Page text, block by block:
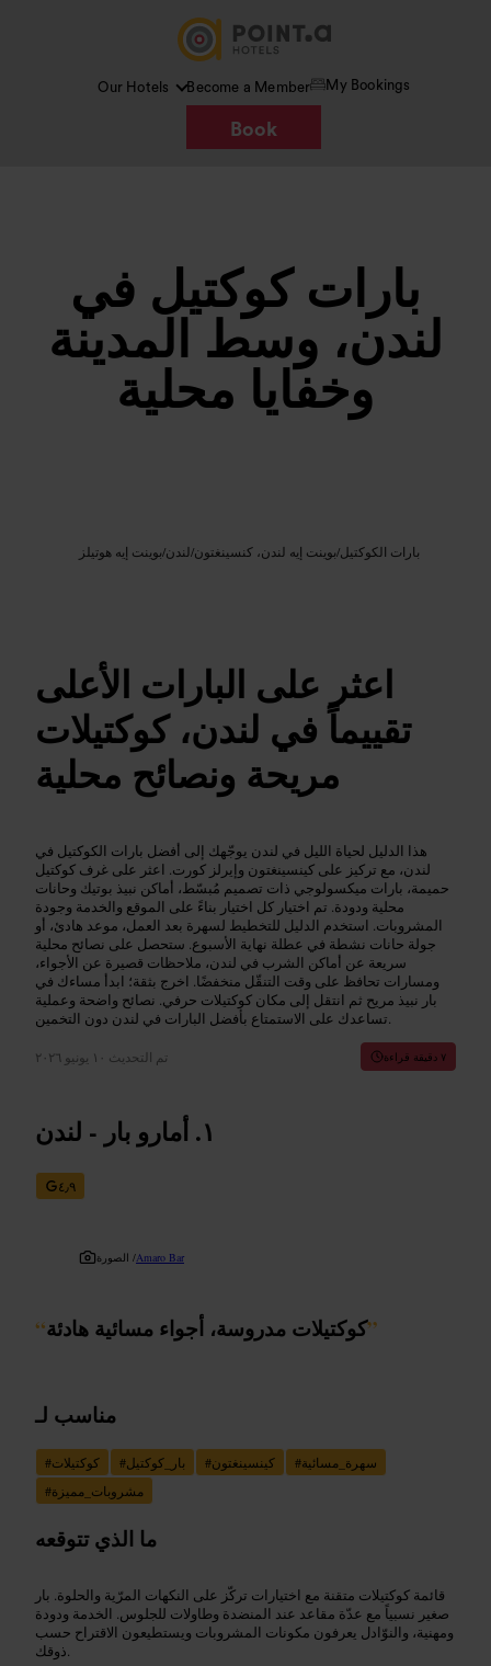
Our Hotels Become a Member My Bookings
Book
بارات كوكتيل في
لندن، وسط المدينة
وخفايا محلية
بوينت إيه هوتيلز/لندن/بوينت إيه لندن، كنسينغتون/بارات الكوكتيل
اعثر على البارات الأعلى
تقييماً في لندن، كوكتيلات
مريحة ونصائح محلية
هذا الدليل لحياة الليل في لندن يوجّهك إلى أفضل بارات الكوكتيل في
لندن، مع تركيز على كينسينغتون وإيرلز كورت. اعثر على غرف كوكتيل
حميمة، بارات ميكسولوجي ذات تصميم مُبسّط، أماكن نبيذ بوتيك وحانات
محلية ودودة. تم اختيار كل اختيار بناءً على الموقع والخدمة وجودة
المشروبات. استخدم الدليل للتخطيط لسهرة بعد العمل، موعد هادئ، أو
جولة حانات نشطة في عطلة نهاية الأسبوع. ستحصل على نصائح محلية
سريعة عن أماكن الشرب في لندن، ملاحظات قصيرة عن الأجواء،
ومسارات تحافظ على وقت التنقّل منخفضًا. اخرج بثقة؛ ابدأ مساءك في
بار نبيذ مريح ثم انتقل إلى مكان كوكتيلات حرفي. نصائح واضحة وعملية
تساعدك على الاستمتاع بأفضل البارات في لندن دون التخمين.
تم التحديث ١٠ يونيو ٢٠٢٦ ٧ دقيقة قراءة
أمارو بار - لندن
٤٫٩
الصورة /Amaro Bar
“كوكتيلات مدروسة، أجواء مسائية هادئة”
مناسب لـ
#كوكتيلات #بار_كوكتيل #كينسينغتون #سهرة_مسائية
#مشروبات_مميزة
ما الذي تتوقعه
قائمة كوكتيلات متقنة مع اختيارات تركّز على النكهات المرّية والحلوة. بار
صغير نسبياً مع عدّة مقاعد عند المنضدة وطاولات للجلوس. الخدمة ودودة
ومهنية، والنوّادل يعرفون مكونات المشروبات ويستطيعون الاقتراح حسب
ذوقك.